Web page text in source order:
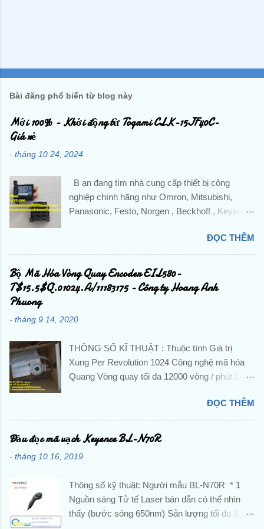
Bài đăng phổ biến từ blog này
Mới 100% - Khởi động từ Togami CLK-15JF40C-
Giá rẻ
- tháng 10 24, 2024
B ạn đang tìm nhà cung cấp thiết bị công
nghiệp chính hãng như Omron, Mitsubishi,
Panasonic, Festo, Norgen , Beckhoff , Keyence
máy? Liên hệ trực tiếp với Công ty TNHH
Hoàng Anh Phương để được hỗ trợ và báo giá
chi tiết . ☘️ Ms. Nguyễn Thuý ☘️ : Điện thoại :
0888.297.586 Hotline: 0906.367.585 Email 1 :
hoanganhphuong008@gmail.com Email 2:
hoanganhphuong.com CÔNG TY TNHH
Khu đô thị TTHC TP Dĩ An, KP. Nhị Đồng 2, P.
Dĩ An, TP. Dĩ An, Tỉnh Bình Dương, Việt Nam
Tu Dong Hoa, DienTu, Thiet Bi Dien, Gia Re,
Chinh Hang, Nhap Khau, Gia Tot, PLC, BienTan,
Cam Bien, Sensor, Bo Dieu Khien, Dong Co,
Servo, Bo Giam Toc, Dau Do, Khoi Mo Rong,
Role, Khoi Dong Tu, Bo Mach, Contactor, CB,
Cau Dao, Van Dien Tu, Co Khi, Khi Nen, Xi
Omron, Norgren, Keyence, Hitachi, Festo, IFM,
Beckhoff, SMC, Sun...
ĐỌC THÊM
Bộ Mã Hóa Vòng Quay Encoder EIL580-
T$15.5$Q.01024.A/11183175 - Công ty Hoang Anh
Phuong
- tháng 9 14, 2020
THÔNG SỐ KĨ THUẬT : Thuộc tính Giá trị
Xung Per Revolution 1024 Công nghệ mã hóa
Quang Vòng quay tối đa 12000 vòng / phút Loại
Cung cấp hiệu điện thế 8 → 30 V dc Đường
kính trục 10 mm Đánh giá IP IP65 Chiều rộng
tổng thể 58 Dia.mm Nhiệt độ hoạt động tối thiểu
-40 ° C Nhiệt độ hoạt động tối đa + 85 ° C Kiểu
lắp Kẹp mặt bích Loạt EIL580 Chuyển đổi
kHz Kiểu kết nối Đầu nối mặt bích M23 HÌNH
ẢNH : ☘ ️ ☘ ️ Để được tư vấn và hỗ trợ liên hệ
ngay ☘ ️ ☘ ️ : CÔNG TY TNHH NATATECH -
ĐỌC THÊM
Đầu đọc mã vạch Keyence BL-N70R
- tháng 10 16, 2019
Thông số kỹ thuật: Người mẫu BL-N70R * 1
Nguồn sáng Tử tế Laser bán dẫn có thể nhìn
thấy (bước sóng 650nm) Sản lượng tối đa 350